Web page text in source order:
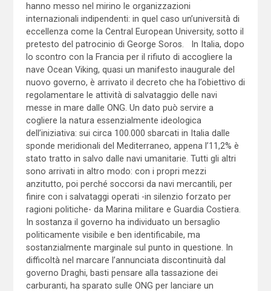
hanno messo nel mirino le organizzazioni
internazionali indipendenti: in quel caso un’università di
eccellenza come la Central European University, sotto il
pretesto del patrocinio di George Soros. In Italia, dopo
lo scontro con la Francia per il rifiuto di accogliere la
nave Ocean Viking, quasi un manifesto inaugurale del
nuovo governo, è arrivato il decreto che ha l’obiettivo di
regolamentare le attività di salvataggio delle navi
messe in mare dalle ONG. Un dato può servire a
cogliere la natura essenzialmente ideologica
dell’iniziativa: sui circa 100.000 sbarcati in Italia dalle
sponde meridionali del Mediterraneo, appena l’11,2% è
stato tratto in salvo dalle navi umanitarie. Tutti gli altri
sono arrivati in altro modo: con i propri mezzi
anzitutto, poi perché soccorsi da navi mercantili, per
finire con i salvataggi operati -in silenzio forzato per
ragioni politiche- da Marina militare e Guardia Costiera.
In sostanza il governo ha individuato un bersaglio
politicamente visibile e ben identificabile, ma
sostanzialmente marginale sul punto in questione. In
difficoltà nel marcare l’annunciata discontinuità dal
governo Draghi, basti pensare alla tassazione dei
carburanti, ha sparato sulle ONG per lanciare un